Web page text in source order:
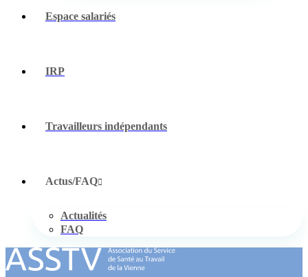
Espace salariés
IRP
Travailleurs indépendants
Actus/FAQ
Actualités
FAQ